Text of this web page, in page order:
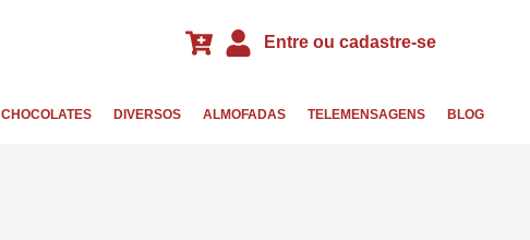
Entre ou cadastre-se
CHOCOLATES DIVERSOS ALMOFADAS TELEMENSAGENS BLOG